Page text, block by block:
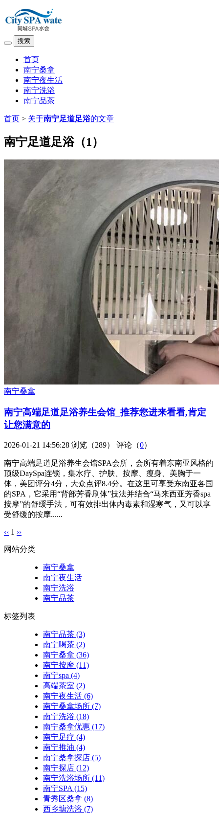
搜索
首页
南宁桑拿
南宁夜生活
南宁洗浴
南宁品茶
首页 > 关于南宁足道足浴的文章
南宁足道足浴（1）
南宁桑拿
南宁高端足道足浴养生会馆_推荐您进来看看,肯定
让您满意的
2026-01-21 14:56:28 浏览（289） 评论（0）
南宁高端足道足浴养生会馆SPA会所，会所有着东南亚风格的
顶级DaySpa连锁，集水疗、护肤、按摩、瘦身、美胸于一
体，美团评分4分，大众点评8.4分。在这里可享受东南亚各国
的SPA，它采用“背部芳香刷体”技法并结合“马来西亚芳香spa
按摩”的舒缓手法，可有效排出体内毒素和湿寒气，又可以享
受舒缓的按摩......
‹‹ 1 ››
网站分类
南宁桑拿
南宁夜生活
南宁洗浴
南宁品茶
标签列表
南宁品茶 (3)
南宁喝茶 (2)
南宁桑拿 (36)
南宁按摩 (11)
南宁spa (4)
高端茶室 (2)
南宁夜生活 (6)
南宁桑拿场所 (7)
南宁洗浴 (18)
南宁桑拿优惠 (17)
南宁足疗 (4)
南宁推油 (4)
南宁桑拿探店 (5)
南宁探店 (12)
南宁洗浴场所 (11)
南宁SPA (15)
青秀区桑拿 (8)
西乡塘洗浴 (7)